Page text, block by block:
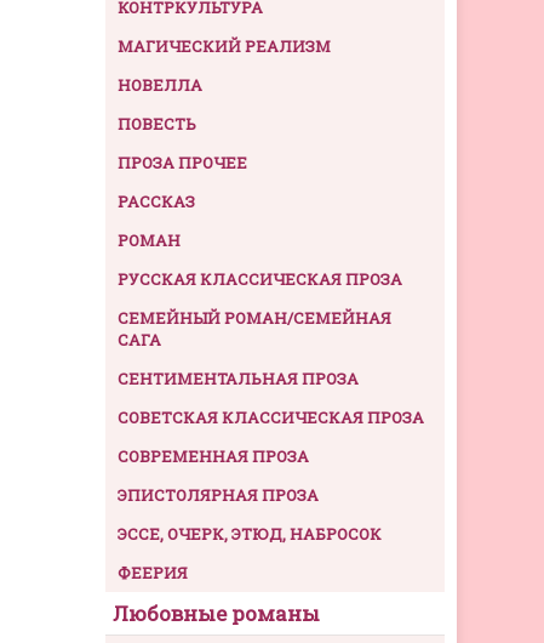
КОНТРКУЛЬТУРА
МАГИЧЕСКИЙ РЕАЛИЗМ
НОВЕЛЛА
ПОВЕСТЬ
ПРОЗА ПРОЧЕЕ
РАССКАЗ
РОМАН
РУССКАЯ КЛАССИЧЕСКАЯ ПРОЗА
СЕМЕЙНЫЙ РОМАН/СЕМЕЙНАЯ
САГА
СЕНТИМЕНТАЛЬНАЯ ПРОЗА
СОВЕТСКАЯ КЛАССИЧЕСКАЯ ПРОЗА
СОВРЕМЕННАЯ ПРОЗА
ЭПИСТОЛЯРНАЯ ПРОЗА
ЭССЕ, ОЧЕРК, ЭТЮД, НАБРОСОК
ФЕЕРИЯ
Любовные романы